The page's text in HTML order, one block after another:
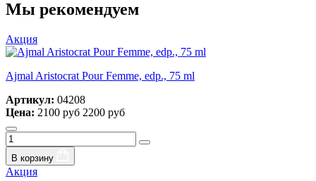
Мы рекомендуем
Акция
Ajmal Aristocrat Pour Femme, edp., 75 ml
Артикул: 04208
Цена: 2100 руб 2200 руб
В корзину
Акция